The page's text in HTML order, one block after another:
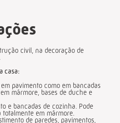
civil, na decoração de
casa:
pavimento como em bancadas
mármore, bases de duche e
e bancadas de cozinha. Pode
em mármore.
de paredes, pavimentos,